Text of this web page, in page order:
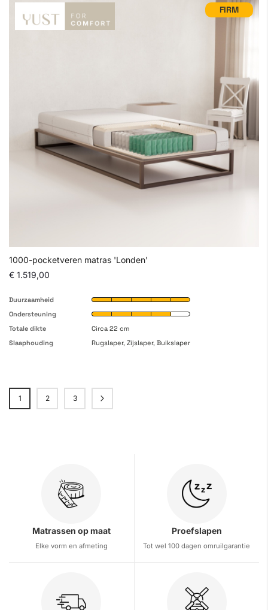
FIRM
1000-pocketveren matras 'Londen'
€ 1.519,00
Duurzaamheid
Ondersteuning
Totale dikte
Circa 22 cm
Slaaphouding
Rugslaper, Zijslaper, Buikslaper
Pagina
U lees momenteel pagina
1 Pagina
2 Pagina
3 Pagina
Volgende
Matrassen op maat
Elke vorm en afmeting
Proefslapen
Tot wel 100 dagen omruilgarantie